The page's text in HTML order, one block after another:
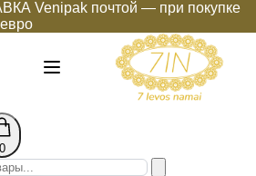
Venipak почтой — при покупке
0